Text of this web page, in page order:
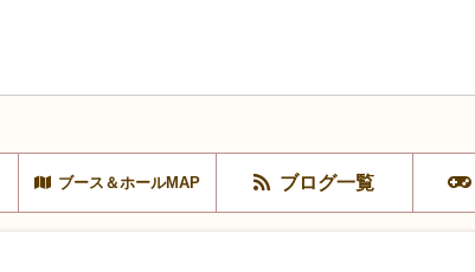
ブース＆ホールMAP ブログ一覧